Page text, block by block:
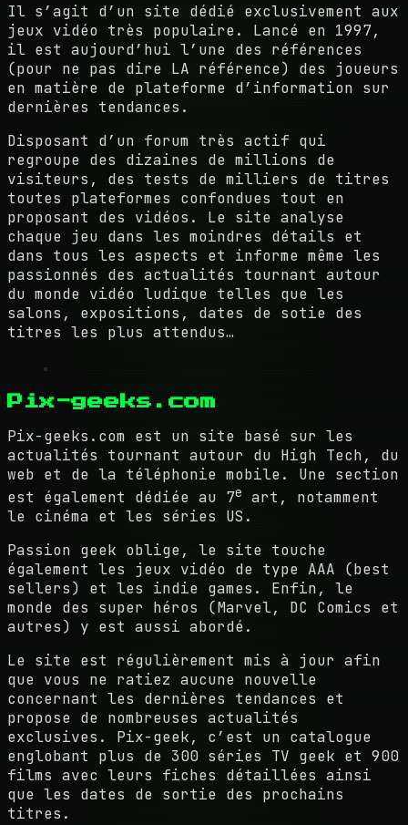
Il s’agit d’un site dédié exclusivement aux
jeux vidéo très populaire. Lancé en 1997,
il est aujourd’hui l’une des références
(pour ne pas dire LA référence) des joueurs
en matière de plateforme d’information sur
dernières tendances.
Disposant d’un forum très actif qui
regroupe des dizaines de millions de
visiteurs, des tests de milliers de titres
toutes plateformes confondues tout en
proposant des vidéos. Le site analyse
chaque jeu dans les moindres détails et
dans tous les aspects et informe même les
passionnés des actualités tournant autour
du monde vidéo ludique telles que les
salons, expositions, dates de sotie des
titres les plus attendus…
Pix-geeks.com
Pix-geeks.com est un site basé sur les
actualités tournant autour du High Tech, du
web et de la téléphonie mobile. Une section
est également dédiée au 7e
art, notamment
le cinéma et les séries US.
Passion geek oblige, le site touche
également les jeux vidéo de type AAA (best
sellers) et les indie games. Enfin, le
monde des super héros (Marvel, DC Comics et
autres) y est aussi abordé.
Le site est régulièrement mis à jour afin
que vous ne ratiez aucune nouvelle
concernant les dernières tendances et
propose de nombreuses actualités
exclusives. Pix-geek, c’est un catalogue
englobant plus de 300 séries TV geek et 900
films avec leurs fiches détaillées ainsi
que les dates de sortie des prochains
titres.